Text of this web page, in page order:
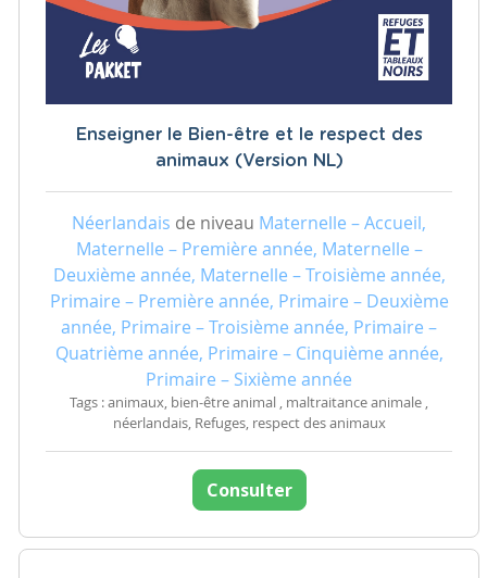
Enseigner le Bien-être et le respect des
animaux (Version NL)
Néerlandais de niveau Maternelle – Accueil,
Maternelle – Première année, Maternelle –
Deuxième année, Maternelle – Troisième année,
Primaire – Première année, Primaire – Deuxième
année, Primaire – Troisième année, Primaire –
Quatrième année, Primaire – Cinquième année,
Primaire – Sixième année
Tags : animaux, bien-être animal , maltraitance animale ,
néerlandais, Refuges, respect des animaux
Consulter